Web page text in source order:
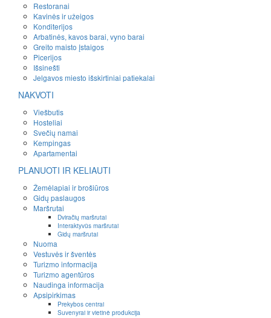
Restoranai
Kavinės ir užeigos
Konditerijos
Arbatinės, kavos barai, vyno barai
Greito maisto įstaigos
Picerijos
Išsinešti
Jelgavos miesto išskirtiniai patiekalai
NAKVOTI
Viešbutis
Hosteliai
Svečių namai
Kempingas
Apartamentai
PLANUOTI IR KELIAUTI
Žemėlapiai ir brošiūros
Gidų paslaugos
Maršrutai
Dviračių maršrutai
Interaktyvūs maršrutai
Gidų maršrutai
Nuoma
Vestuvės ir šventės
Turizmo informacija
Turizmo agentūros
Naudinga informacija
Apsipirkimas
Prekybos centrai
Suvenyrai ir vietinė produkcija